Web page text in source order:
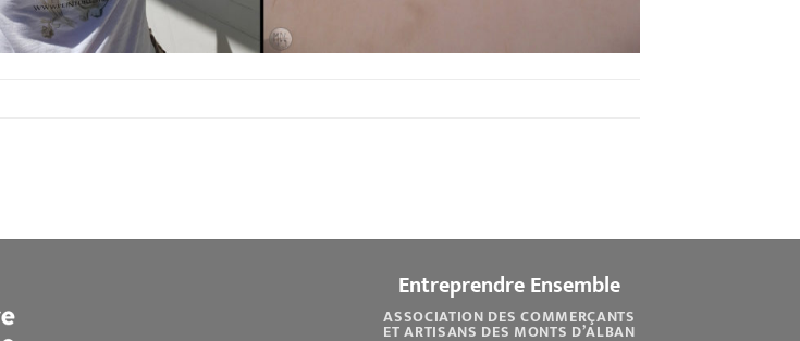
Entreprendre Ensemble
ASSOCIATION DES COMMERÇANTS
ET ARTISANS DES MONTS D’ALBAN